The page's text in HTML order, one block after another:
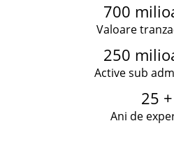
700
Valoare
250
Active sub
25 +
Ani de